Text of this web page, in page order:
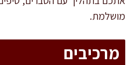
מושלמת.
מרכיבים